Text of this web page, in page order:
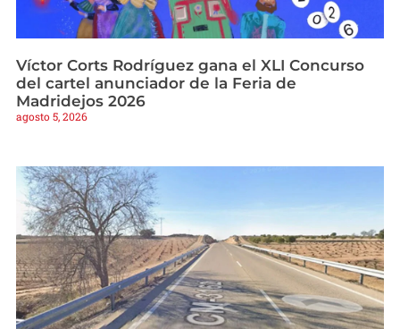
Víctor Corts Rodríguez gana el XLI Concurso
del cartel anunciador de la Feria de
Madridejos 2026
agosto 5, 2026